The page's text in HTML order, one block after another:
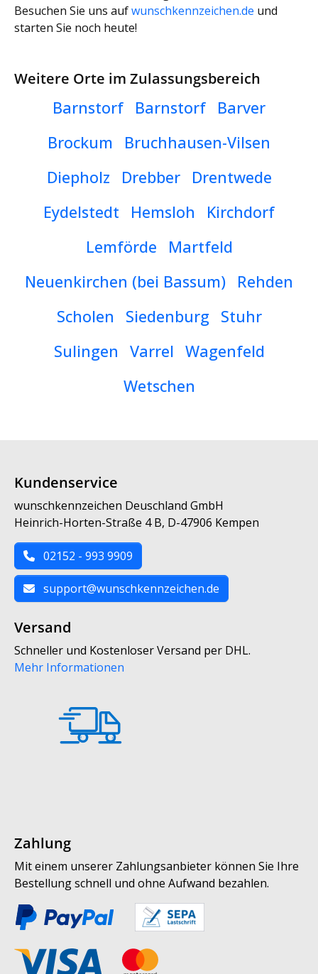
Besuchen Sie uns aufwunschkennzeichen.de und
starten Sie noch heute!
Weitere Orte im Zulassungsbereich
Barnstorf Barnstorf
Barver
Brockum
Bruchhausen-Vilsen
Diepholz
Drebber
Drentwede
Eydelstedt
Hemsloh
Kirchdorf
Lemförde
Martfeld
Neuenkirchen (bei Bassum)
Rehden
Scholen
Siedenburg
Stuhr
Sulingen
Varrel Wagenfeld
Wetschen
Kundenservice
wunschkennzeichen Deuschland GmbH
Heinrich-Horten-Straße 4 B, D-47906 Kempen
02152 - 993 9909
support@wunschkennzeichen.de
Versand
Schneller und Kostenloser Versand per DHL.
Mehr Informationen
Zahlung
Mit einem unserer Zahlungsanbieter können Sie Ihre
Bestellung schnell und ohne Aufwand bezahlen.